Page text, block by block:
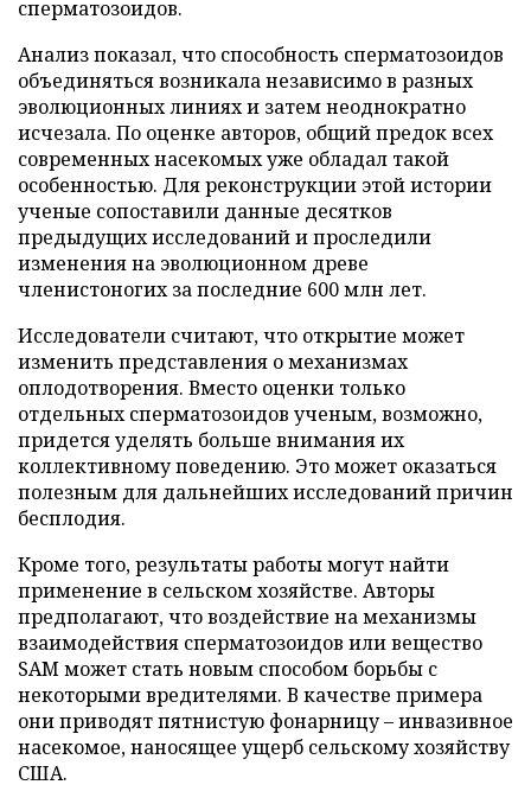
сперматозоидов.
Анализ показал, что способность сперматозоидов
объединяться возникала независимо в разных
эволюционных линиях и затем неоднократно
исчезала. По оценке авторов, общий предок всех
современных насекомых уже обладал такой
особенностью. Для реконструкции этой истории
ученые сопоставили данные десятков
предыдущих исследований и проследили
изменения на эволюционном древе
членистоногих за последние 600 млн лет.
Исследователи считают, что открытие может
изменить представления о механизмах
оплодотворения. Вместо оценки только
отдельных сперматозоидов ученым, возможно,
придется уделять больше внимания их
коллективному поведению. Это может оказаться
полезным для дальнейших исследований причин
бесплодия.
Кроме того, результаты работы могут найти
применение в сельском хозяйстве. Авторы
предполагают, что воздействие на механизмы
взаимодействия сперматозоидов или вещество
SAM может стать новым способом борьбы с
некоторыми вредителями. В качестве примера
они приводят пятнистую фонарницу – инвазивное
насекомое, наносящее ущерб сельскому хозяйству
США.